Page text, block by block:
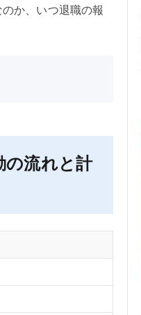
か、いつ退職の報
の流れと計